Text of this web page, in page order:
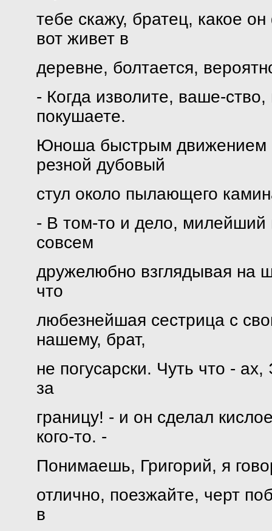
тебе скажу, братец, какое
вот живет в
деревне, болтается,
- Когда изволите, ваше-
покушаете.
Юноша быстрым движением
резной дубовый
стул около пылающего
- В том-то и дело, милейший
совсем
дружелюбно взглядывая на
что
любезнейшая сестрица с
нашему, брат,
не погусарски. Чуть что -
за
границу! - и он сделал
кого-то. -
Понимаешь, Григорий, я
отлично, поезжайте, черт
в